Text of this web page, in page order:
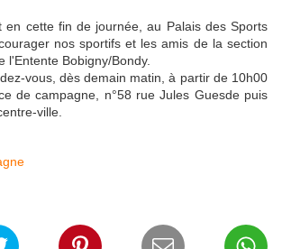
en cette fin de journée, au Palais des Sports
nos sportifs et les amis de la section
l'Entente Bobigny/Bondy.
vous, dès demain matin, à partir de 10h00
de campagne, n°58 rue Jules Guesde puis
ville.